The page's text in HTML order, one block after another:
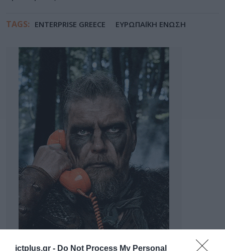
ictplus.gr - Do Not Process My Personal
TAGS: ENTERPRISE GREECE ΕΥΡΩΠΑΪΚΗ ΕΝΩΣΗ